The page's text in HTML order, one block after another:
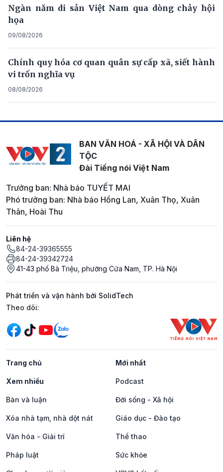
Ngàn năm di sản Việt Nam qua dòng chảy hội
họa
09/08/2026
Chính quy hóa cơ quan quân sự cấp xã, siết hành
vi trốn nghĩa vụ
08/08/2026
BAN VĂN HOÁ - XÃ HỘI VÀ DÂN
TỘC
Đài Tiếng nói Việt Nam
Trưởng ban: Nhà báo TUYẾT MAI
Phó trưởng ban: Nhà báo Hồng Lan, Xuân Thọ, Xuân
Thân, Hoài Thu
Liên hệ
84-24-39365555
84-24-39342724
41-43 phố Bà Triệu, phường Cửa Nam, TP. Hà Nội
Phát triển và vận hành bởi SolidTech
Mạng xã hội
Theo dõi:
Trang chủ Mới nhất
Xem nhiều Podcast
Bàn và luận Đời sống - Xã hội
Xóa nhà tạm, nhà dột nát Giáo dục - Đào tạo
Văn hóa - Giải trí Thể thao
Pháp luật Sức khỏe